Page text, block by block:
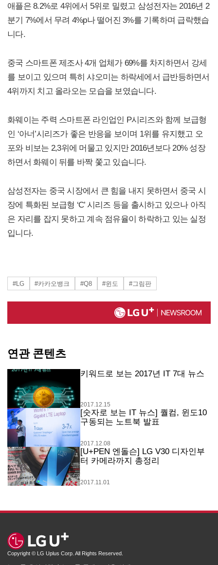
애플은 8.2%로 4위에서 5위로 밀렸고 삼성전자는 2016년 2
분기 7%에서 무려 4%p나 떨어진 3%를 기록하며 급락했습
니다.
중국 스마트폰 제조사 4개 업체가 69%를 차지하면서 강세
를 보이고 있으며 특히 샤오미는 하락세에서 급반등하면서
4위까지 치고 올라오는 모습을 보였습니다.
화웨이는 주력 스마트폰 라인업인 P시리즈와 함께 보급형
인 ‘아너’시리즈가 좋은 반응을 보이며 1위를 유지했고 오
포와 비보는 2,3위에 머물고 있지만 2016년보다 20% 성장
하면서 화웨이 뒤를 바짝 쫓고 있습니다.
삼성전자는 중국 시장에서 큰 힘을 내지 못하면서 중국 시
장에 특화된 보급형 ‘C’ 시리즈 등을 출시하고 있으나 아직
은 자리를 잡지 못하고 계속 점유율이 하락하고 있는 실정
입니다.
#LG #카카오뱅크 #Q8 #윈도 #그림판
연관 콘텐츠
키워드로 보는 2017년 IT 7대 뉴스
2017.12.15
[숫자로 보는 IT 뉴스] 퀄컴, 윈도10
구동되는 노트북 발표
2017.12.08
[U+PEN 엔돌슨] LG V30 디자인부
터 카메라까지 총정리
2017.11.01
Copyright © LG Uplus Corp. All Rights Reserved.